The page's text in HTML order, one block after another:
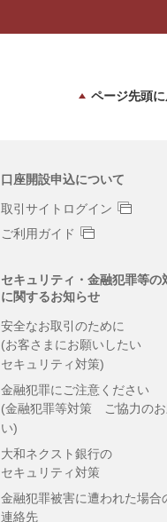
ページ先頭
口座開設申込について
取引サイトログイン
ご利用ガイド
セキュリティ・金融犯罪等の
に関するお知らせ
安全なお取引のために
(お客さまにお願いしたい
セキュリティ対策)
金融犯罪にご注意ください
(金融犯罪等対策 ご協力の
い)
大和ネクスト銀行の
セキュリティ対策
金融犯罪被害に遭われた場合
連絡先